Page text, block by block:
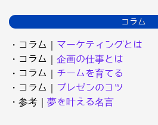
コラム
・コラム｜ マーケティングとは
・コラム｜ 企画の仕事とは
・コラム｜ チームを育てる
・コラム｜ プレゼンのコツ
・参考｜ 夢を叶える名言